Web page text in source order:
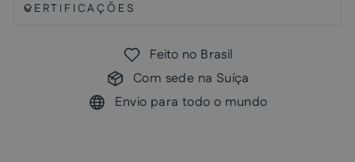
CERTIFICAÇÕES
Feito no Brasil
Com sede na Suíça
Envio para todo o mundo